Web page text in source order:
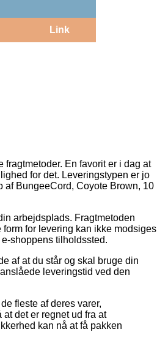
Link
En favorit er i dag at
for det. Leveringstypen er jo
af BungeeCord, Coyote Brown, 10
arbejdsplads. Fragtmetoden
for levering kan ikke modsiges
shoppens tilholdssted.
af at du står og skal bruge din
leveringstid ved den
fleste af deres varer,
det er regnet ud fra at
kan nå at få pakken